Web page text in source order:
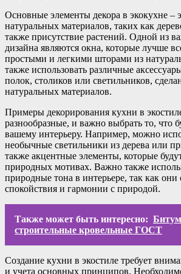
Основные элементы декора в экокухне –
натуральных материалов, таких как
также присутствие растений. Одной из
дизайна являются окна, которые лучше
простыми и легкими шторами из
также использовать различные
полок, столиков или светильников,
натуральных материалов.
Примеры декорирования кухни в
разнообразные, и важно выбрать то, что
вашему интерьеру. Например, можно
необычные светильники из дерева или
также акцентные элементы, которые
природных мотивах. Важно также
природные тона в интерьере, так как они
спокойствия и гармонии с природой.
Также может быть интересно:
строительные кровельные ГОСТ
Создание кухни в экостиле требует
и учета основных принципов.